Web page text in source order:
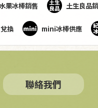
聯絡我們